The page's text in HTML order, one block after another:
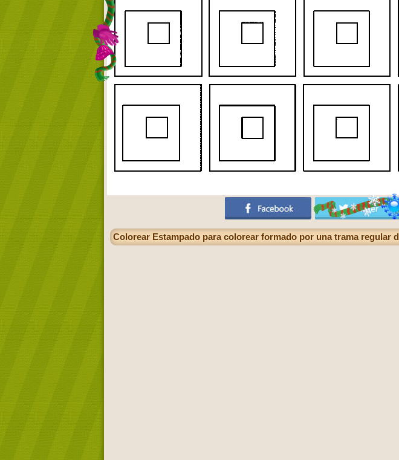
Colorear Estampado para colorear formado por una trama